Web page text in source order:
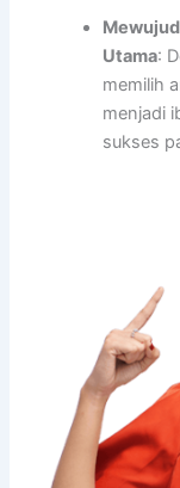
Utama:
memilih
menjadi
sukses